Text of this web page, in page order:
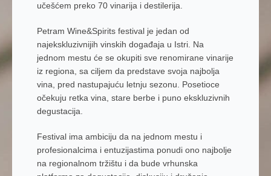
učešćem preko 70 vinarija i destilerija.
Petram Wine&Spirits festival je jedan od
najekskluzivnijih vinskih događaja u Istri. Na
jednom mestu će se okupiti sve renomirane vinarije
iz regiona, sa ciljem da predstave svoja najbolja
vina, pred nastupajuću letnju sezonu. Posetioce
očekuju retka vina, stare berbe i puno ekskluzivnih
degustacija.
Festival ima ambiciju da na jednom mestu i
profesionalcima i entuzijastima ponudi ono najbolje
na regionalnom tržištu i da bude vrhunska